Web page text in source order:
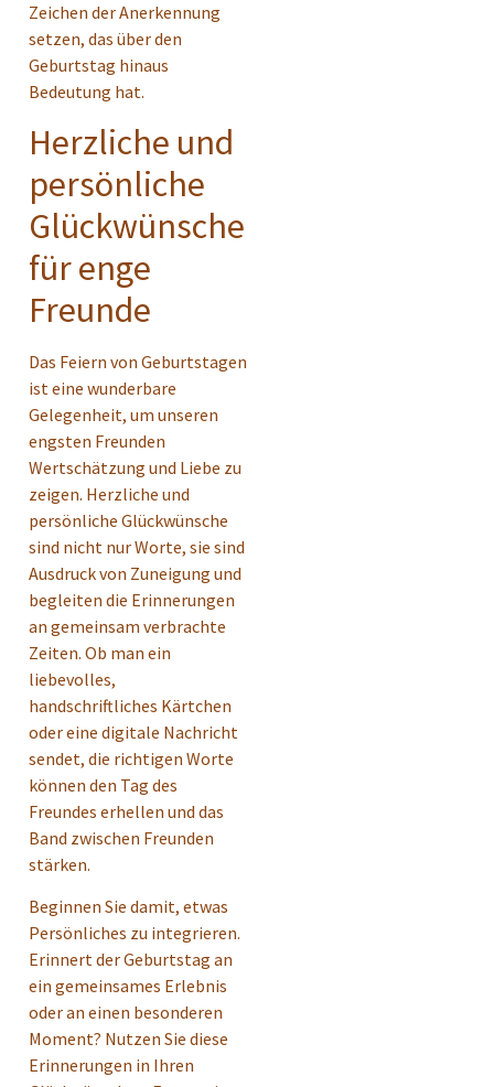
Zeichen der Anerkennung
setzen, das über den
Geburtstag hinaus
Bedeutung hat.
Herzliche und
persönliche
Glückwünsche
für enge
Freunde
Das Feiern von Geburtstagen
ist eine wunderbare
Gelegenheit, um unseren
engsten Freunden
Wertschätzung und Liebe zu
zeigen. Herzliche und
persönliche Glückwünsche
sind nicht nur Worte, sie sind
Ausdruck von Zuneigung und
begleiten die Erinnerungen
an gemeinsam verbrachte
Zeiten. Ob man ein
liebevolles,
handschriftliches Kärtchen
oder eine digitale Nachricht
sendet, die richtigen Worte
können den Tag des
Freundes erhellen und das
Band zwischen Freunden
stärken.
Beginnen Sie damit, etwas
Persönliches zu integrieren.
Erinnert der Geburtstag an
ein gemeinsames Erlebnis
oder an einen besonderen
Moment? Nutzen Sie diese
Erinnerungen in Ihren